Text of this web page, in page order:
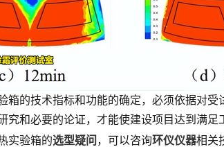
箱的技术指标和功能的确定，必须依据对
究和必要的论证，才能使建设项目达到满足
实验箱的选型疑问 ，可以咨询环仪仪器相关